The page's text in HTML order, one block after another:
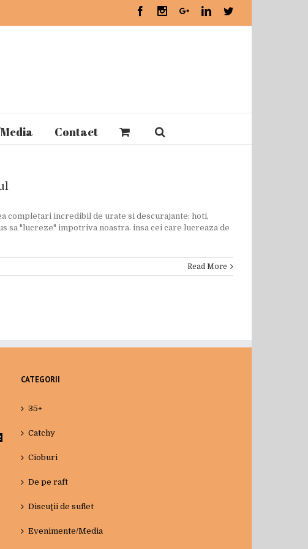
FacebookInstagramGoogle+LinkedinTwitter
Contact
completari incredibil de urate si descurajante: hoti,
sa "lucreze" impotriva noastra. insa cei care lucreaza de
Read More
CATEGORII
35+
Catchy
Cioburi
De pe raft
Discuţii de suflet
Evenimente/Media